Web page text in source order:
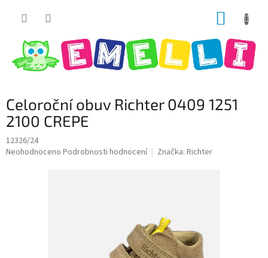
Celoroční obuv Richter 0409 1251
2100 CREPE
12326/24
Průměrné
Neohodnoceno Podrobnosti hodnocení Značka: Richter